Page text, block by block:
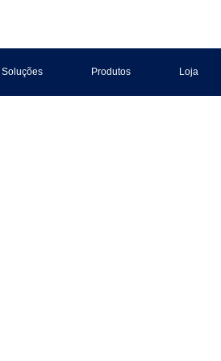
Soluções Produtos Loja